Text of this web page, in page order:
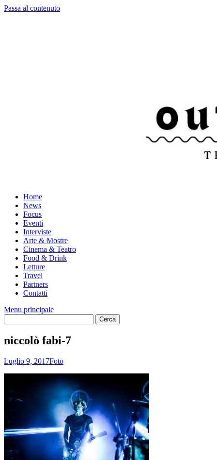
Passa al contenuto
Home
News
Focus
Eventi
Interviste
Arte & Mostre
Cinema & Teatro
Food & Drink
Letture
Travel
Partners
Contatti
Menu principale
niccolò fabi-7
Luglio 9, 2017Foto